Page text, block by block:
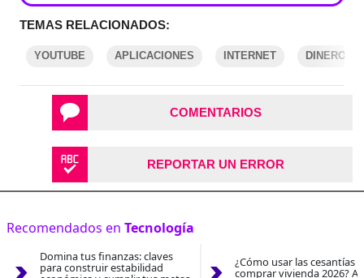
TEMAS RELACIONADOS:
YOUTUBE APLICACIONES INTERNET DINERO
COMENTARIOS
REPORTAR UN ERROR
Recomendados en Tecnología
Domina tus finanzas: claves
para construir estabilidad ¿Cómo usar las cesantías
comprar vivienda 2026?